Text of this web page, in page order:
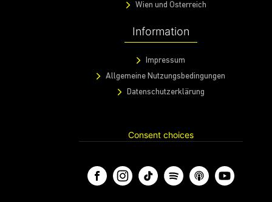
Wien und Österreich
Information
Impressum
Allgemeine Nutzungsbedingungen
Datenschutzerklärung
Consent choices